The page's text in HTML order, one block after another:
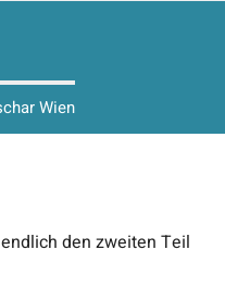
Wien
den zweiten Teil